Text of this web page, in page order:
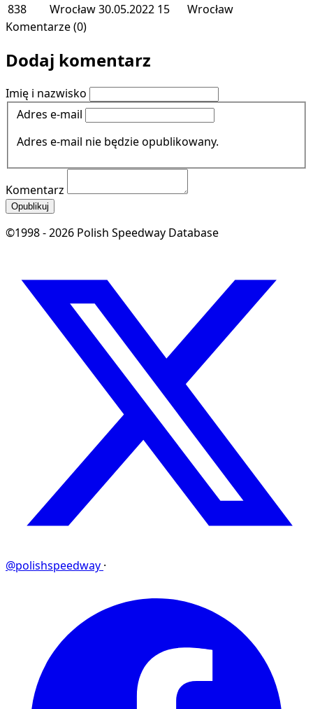
838
Wrocław30.05.2022 15
Wrocław
Komentarze (0)
Dodaj komentarz
Imię i nazwisko
Adres e-mail
Adres e-mail nie będzie opublikowany.
Komentarz
Opublikuj
©1998 - 2026 Polish Speedway Database
@polishspeedway ·